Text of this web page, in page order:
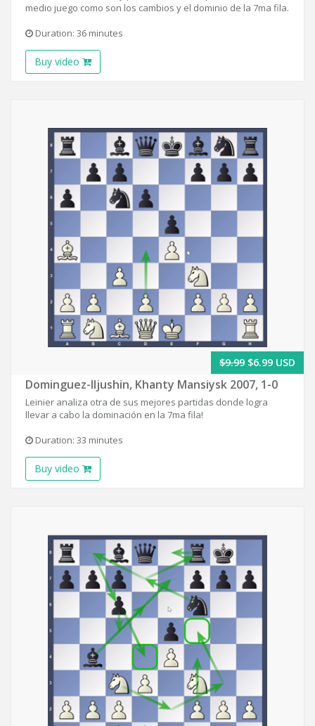
medio juego como son los cambios y el dominio de la 7ma fila.
Duration: 36 minutes
Buy video
$9.99 $6.99 USD
Dominguez-Iljushin, Khanty Mansiysk 2007, 1-0
Leinier analiza otra de sus mejores partidas donde logra
llevar a cabo la dominación en la 7ma fila!
Duration: 33 minutes
Buy video